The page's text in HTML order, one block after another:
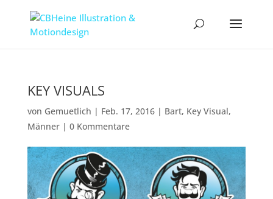
KEY VISUALS
von Gemuetlich | Feb. 17, 2016| Bart, Key Visual,
Männer| 0 Kommentare